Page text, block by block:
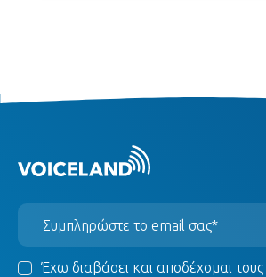
Έχω διαβάσει και αποδέχομαι τους